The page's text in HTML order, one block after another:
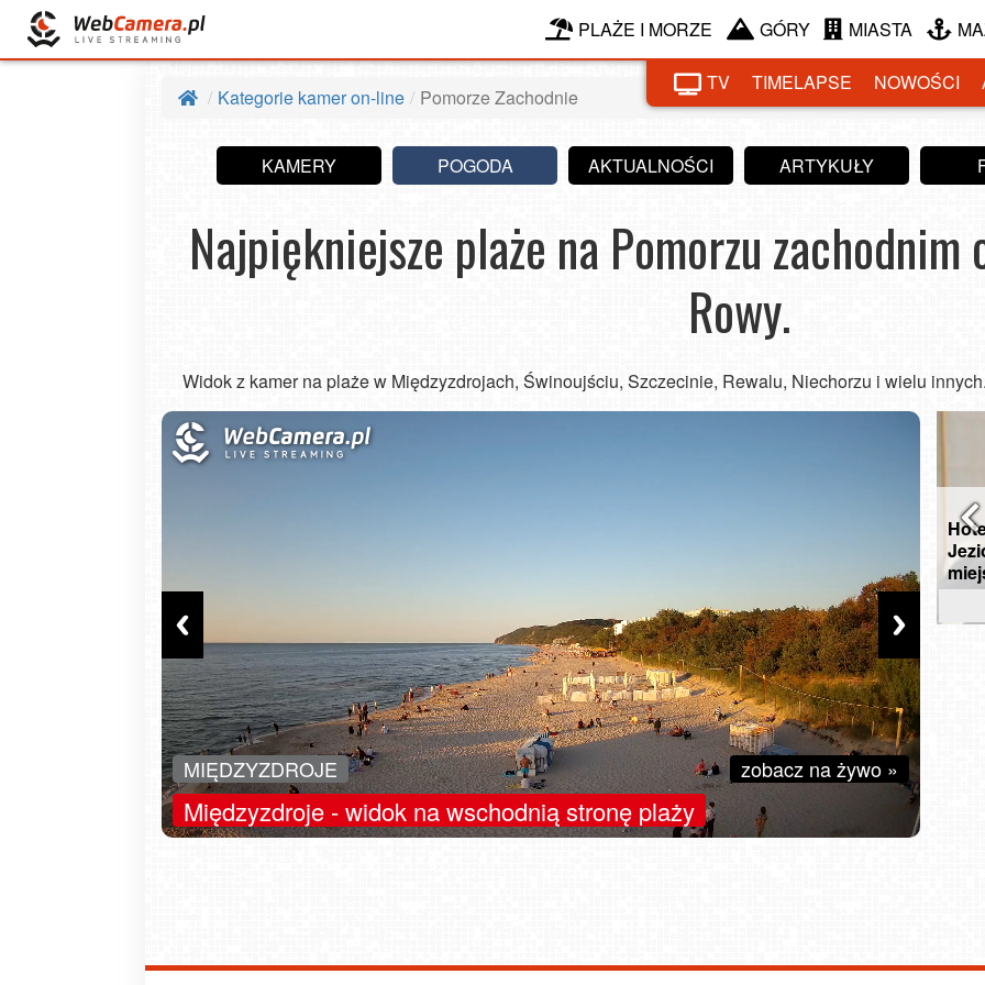
PLAŻE I MORZE GÓRY MIASTA
TV TIMELAPSE NOWOŚCI
Kategorie kamer on-line Pomorze Zachodnie
KAMERY POGODA AKTUALNOŚCI ARTYKUŁY
Najpiękniejsze plaże na Pomorzu
Rowy.
Widok z kamer na plaże w Międzyzdrojach, Świnoujściu, Szczecinie, Rewalu, Niechorzu i wielu innych.
przeczytaj »